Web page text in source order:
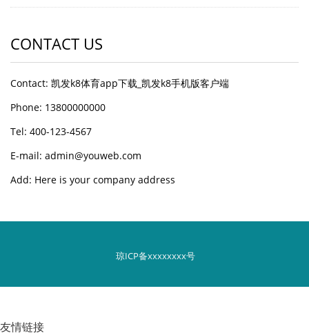
CONTACT US
Contact: 凯发k8体育app下载_凯发k8手机版客户端
Phone: 13800000000
Tel: 400-123-4567
E-mail: admin@youweb.com
Add: Here is your company address
琼ICP备xxxxxxxx号
友情链接